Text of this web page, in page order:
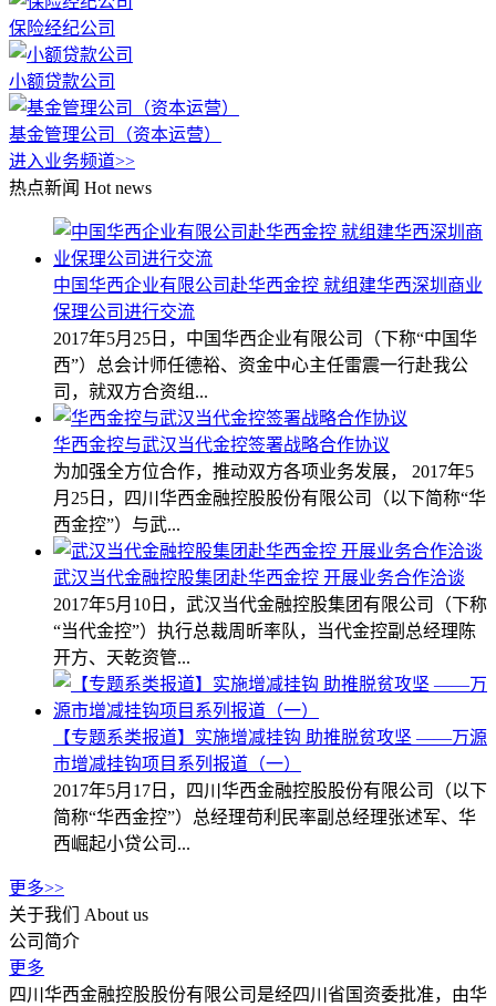
保险经纪公司
小额贷款公司
基金管理公司（资本运营）
进入业务频道>>
热点新闻 Hot news
中国华西企业有限公司赴华西金控 就组建华西深圳商业
保理公司进行交流
2017年5月25日，中国华西企业有限公司（下称“中国华
西”）总会计师任德裕、资金中心主任雷震一行赴我公
司，就双方合资组...
华西金控与武汉当代金控签署战略合作协议
为加强全方位合作，推动双方各项业务发展， 2017年5
月25日，四川华西金融控股股份有限公司（以下简称“华
西金控”）与武...
武汉当代金融控股集团赴华西金控 开展业务合作洽谈
2017年5月10日，武汉当代金融控股集团有限公司（下称
“当代金控”）执行总裁周昕率队，当代金控副总经理陈
开方、天乾资管...
【专题系类报道】实施增减挂钩 助推脱贫攻坚 ——万源
市增减挂钩项目系列报道（一）
2017年5月17日，四川华西金融控股股份有限公司（以下
简称“华西金控”）总经理苟利民率副总经理张述军、华
西崛起小贷公司...
更多>>
关于我们
About us
公司简介
更多
四川华西金融控股股份有限公司是经四川省国资委批准，由华